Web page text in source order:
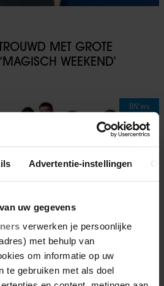
Advertentie-instellingen
uw gegevens
verwerken je persoonlijke
met behulp van
om informatie op uw
te gebruiken met als doel
MET GROTE
WEEKEND’
BN'ers